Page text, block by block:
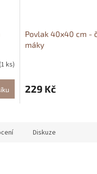
ks)
Povlak 40x40 cm -
máky
229 Kč
Diskuze